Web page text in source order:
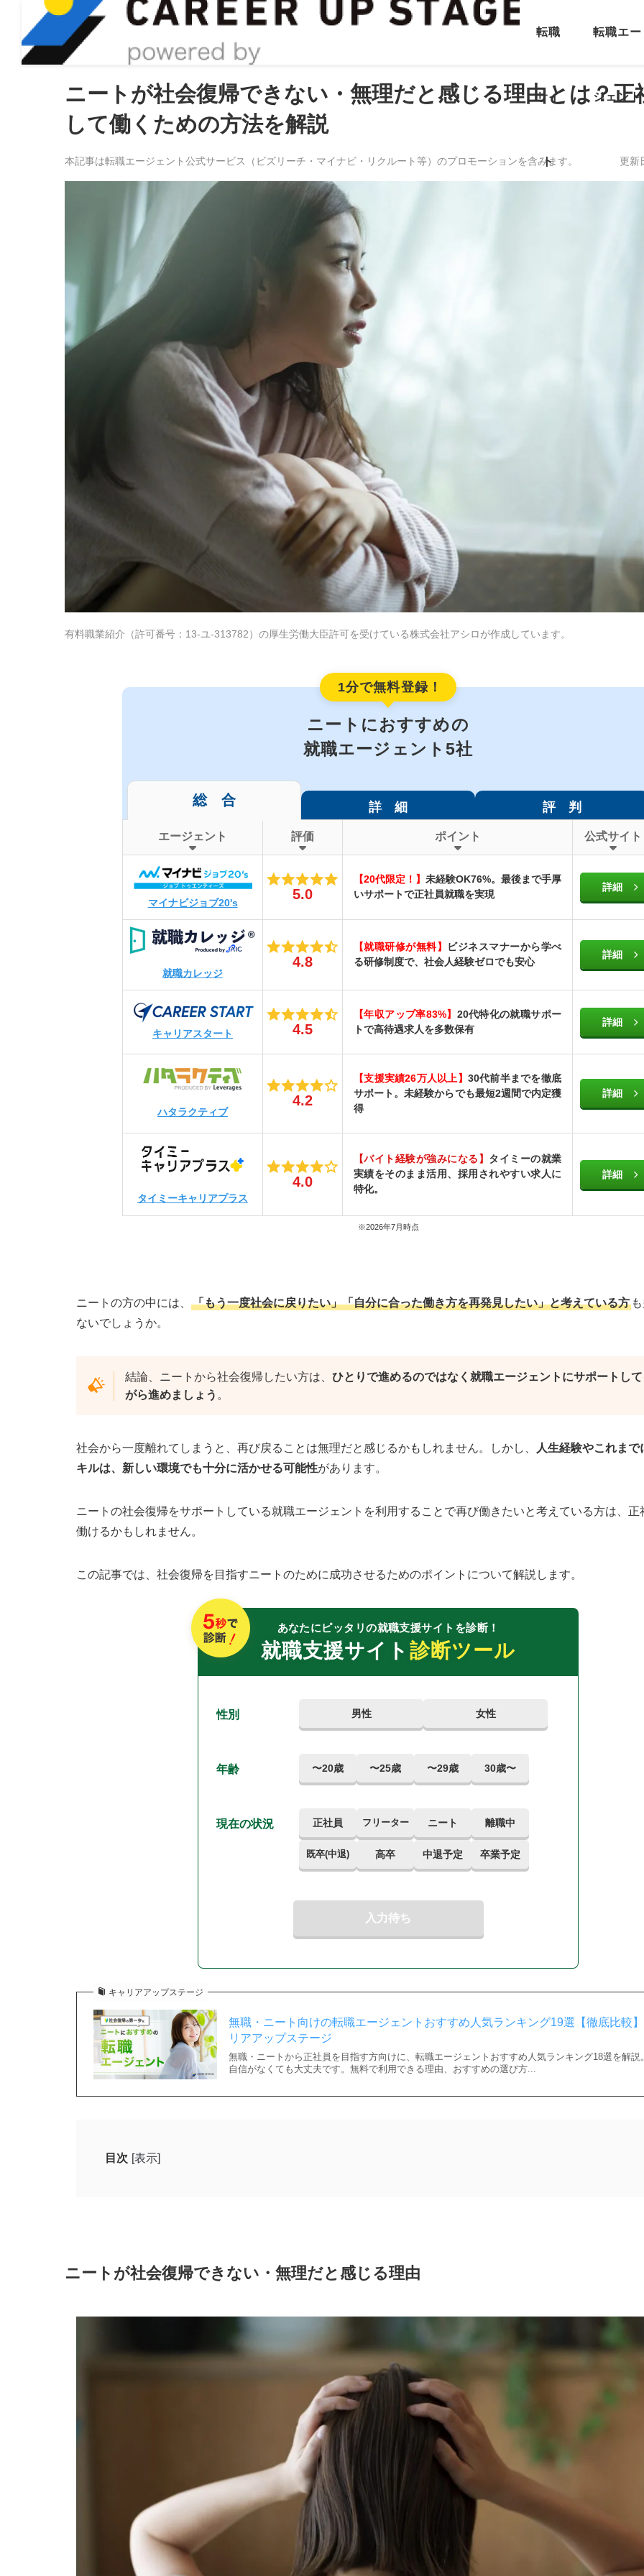
転職
サイ
ト
転職エー
ジェント
ニートが社会復帰できない・無理だと感じる理由とは？正
して働くための方法を解説
本記事は転職エージェント公式サービス（ビズリーチ・マイナビ・リクルート等）のプロモーションを含みます。 更新
有料職業紹介 （許可番号：13-ユ-313782）の厚生労働大臣許可を受けている株式会社アシロが作成しています。
1分で無料登録！
ニートにおすすめの
就職エージェント5社
総 合 詳 細 評 判
エージェント 評価 ポイント 公式サイト
マイナビジョブ20's
5.0
【20代限定！】 未経験OK76%。最後まで手厚
いサポートで正社員就職を実現
詳細
就職カレッジ
4.8
【就職研修が無料】
ビジネスマナーから学べ
る研修制度で、社会人経験ゼロでも安心
詳細
キャリアスタート 4.5
【年収アップ率83%】 20代特化の就職サポー
トで高待遇求人を多数保有
詳細
ハタラクティブ
4.2
【支援実績26万人以上】 30代前半までを徹底
サポート。未経験からでも最短2週間で内定獲
得
詳細
タイミーキャリアプラス
4.0
【バイト経験が強みになる】 タイミーの就業
実績をそのまま活用、採用されやすい求人に
特化。
詳細
※2026年7月時点
ニートの方の中には、 「もう一度社会に戻りたい」「自分に合った働き方を再発見したい」と考えている方
ないでしょうか。
結論、ニートから社会復帰したい方は、 ひとりで進めるのではなく就職エージェントにサポートし
がら進めましょう 。
社会から一度離れてしまうと、再び戻ることは無理だと感じるかもしれません。しかし、
人生経験やこれまで
キルは、新しい環境でも十分に活かせる可能性があります。
ニートの社会復帰をサポートしている就職エージェントを利用することで再び働きたいと考えている方は、正
働けるかもしれません。
この記事では、社会復帰を目指すニートのために成功させるためのポイントについて解説します。
あなたにピッタリの就職支援サイトを診断！
就職支援サイト 診断ツール
性別 男性 女性
年齢 〜20歳 〜25歳 〜29歳 30歳〜
現在の状況 正社員 フリーター ニート 離職中
既卒(中退) 高卒 中退予定 卒業予定
入力待ち
キャリアアップステージ
無職・ニート向けの転職エージェントおすすめ人気ランキング19選【徹底比較
リアアップステージ
無職・ニートから正社員を目指す方向けに、転職エージェントおすすめ人気ランキング18選を解説
自信がなくても大丈夫です。無料で利用できる理由、おすすめの選び方...
目次 [表示]
ニート期間が長いから
社会復帰できない？無理？ニートから社会復帰する方法
失敗するのが怖い人
こだわりが強くプライドが高い人
考え方がネガティブな人
過去を引きずっている人
ニートが社会復帰できない・無理だと感じる理由